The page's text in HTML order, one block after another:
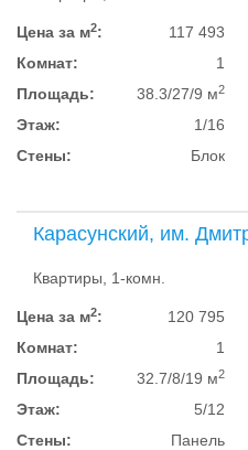
Цена за м2:
117 493
Комнат:
1
Площадь:
38.3/27/9 м2
Этаж:
1/16
Стены:
Блок
Карасунский, им.
Квартиры, 1-комн.
Цена за м2:
120 795
Комнат:
1
Площадь:
32.7/8/19 м2
Этаж:
5/12
Стены:
Панель